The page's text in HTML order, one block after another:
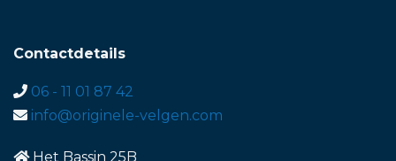
Contactdetails
06 - 11 01 87 42
info@originele-velgen.com
Het Bassin 25B